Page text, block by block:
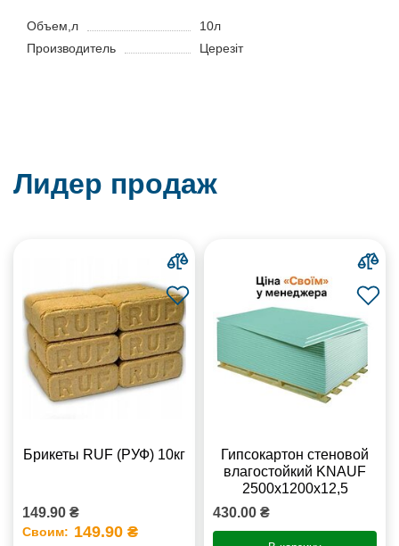
Объем,л
10л
Производитель
Церезіт
Лидер продаж
Брикеты RUF (РУФ) 10кг
149.90 ₴
Своим: 149.90 ₴
Гипсокартон стеновой
влагостойкий KNAUF
2500х1200х12,5
430.00 ₴